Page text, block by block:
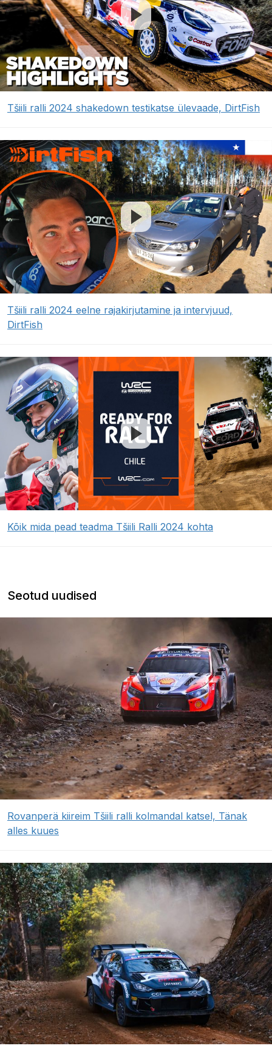
Tšiili ralli 2024 shakedown testikatse ülevaade, DirtFish
Tšiili ralli 2024 eelne rajakirjutamine ja intervjuud,
DirtFish
Kõik mida pead teadma Tšiili Ralli 2024 kohta
Seotud uudised
Rovanperä kiireim Tšiili ralli kolmandal katsel, Tänak
alles kuues